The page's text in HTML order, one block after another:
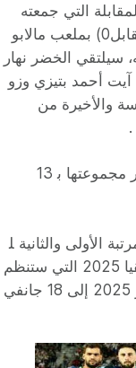
التي جمعته
بمنتخب غينيا اﻹستوائية بنتيجة متعادلة (0 مقابل0) بملعب مالابو
الخضر نهار
بملعب حسين آيت أحمد بتيزي وزو
والأخيرة من
وماتزال الجزائر وبعد الجولة الخامسة تتصدر مجموعتها ﺑ 13
الأولى والثانية ﻠ
11 مجموعة إلى الطبعة 35 لكأس أمم إفريقيا 2025 التي ستنظم
بالمغرب في الفترة الممتدة من 21 ديسمبر 2025 إلى 18 جانفي